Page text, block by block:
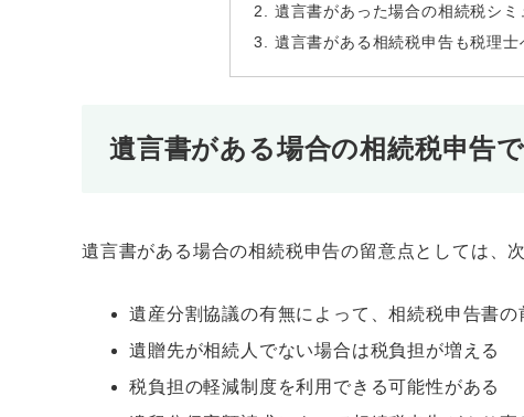
遺言書があった場合の相続税シミ
遺言書がある相続税申告も税理士
遺言書がある場合の相続税申告
遺言書がある場合の相続税申告の留意点としては、
遺産分割協議の有無によって、相続税申告書の
遺贈先が相続人でない場合は税負担が増える
税負担の軽減制度を利用できる可能性がある